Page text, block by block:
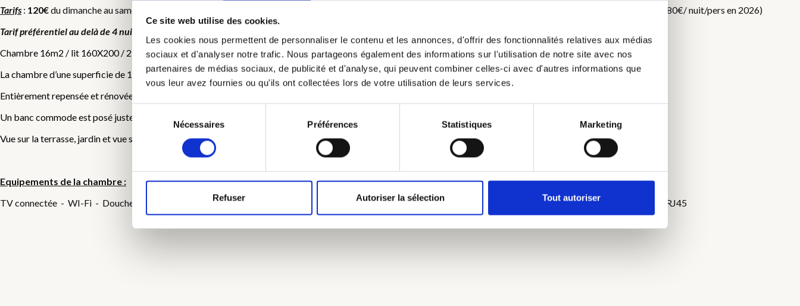
Ce site web utilise des cookies.
Les cookies nous permettent de personnaliser le contenu et les annonces, d'offrir des fonctionnalités relatives aux médias
sociaux et d'analyser notre trafic. Nous partageons également des informations sur l'utilisation de notre site avec nos
partenaires de médias sociaux, de publicité et d'analyse, qui peuvent combiner celles-ci avec d'autres informations que
vous leur avez fournies ou qu'ils ont collectées lors de votre utilisation de leurs services.
consentement
Nécessaires Préférences Statistiques Marketing
Refuser Autoriser la sélection Tout autoriser
Tarifs : 120€du dimanche au samedi et
du samedi au dimanche, de 1 à 2 personnes, petit déjeuner continental inclus dans le tarif. Taxe de séjour en supplément (0,80€/ nuit/pers en 2026)
Tarif préférentiel au delà de 4 nuits
Chambre 16m2 / lit 160X200 / 2 personnes / insonorisée
La chambre d’une superficie de 16 m2, était auparavant une des 8 chambres, avec la salle d’eau.
Entièrement repensée et rénovée à base de produits naturels, enduit à la chaux, claustra en bouleau, un moment privilégié en toute simplicité.
Un banc commode est posé juste devant le lit vous permettant d’entreposer vos affaires le temps de votre séjour.
Vue sur la terrasse, jardin et vue sur le Belvédère.
Equipements de la chambre :
TV connectée - WI-Fi - Douche à l’italienne - Volets + stores occultants - Prêt de lit parapluie bébé et chaise haute sur demande - Table et chaises - Prise USB et RJ45